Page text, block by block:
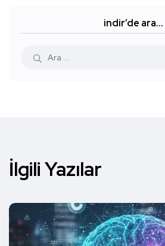
indir’de ara…
İlgili Yazılar